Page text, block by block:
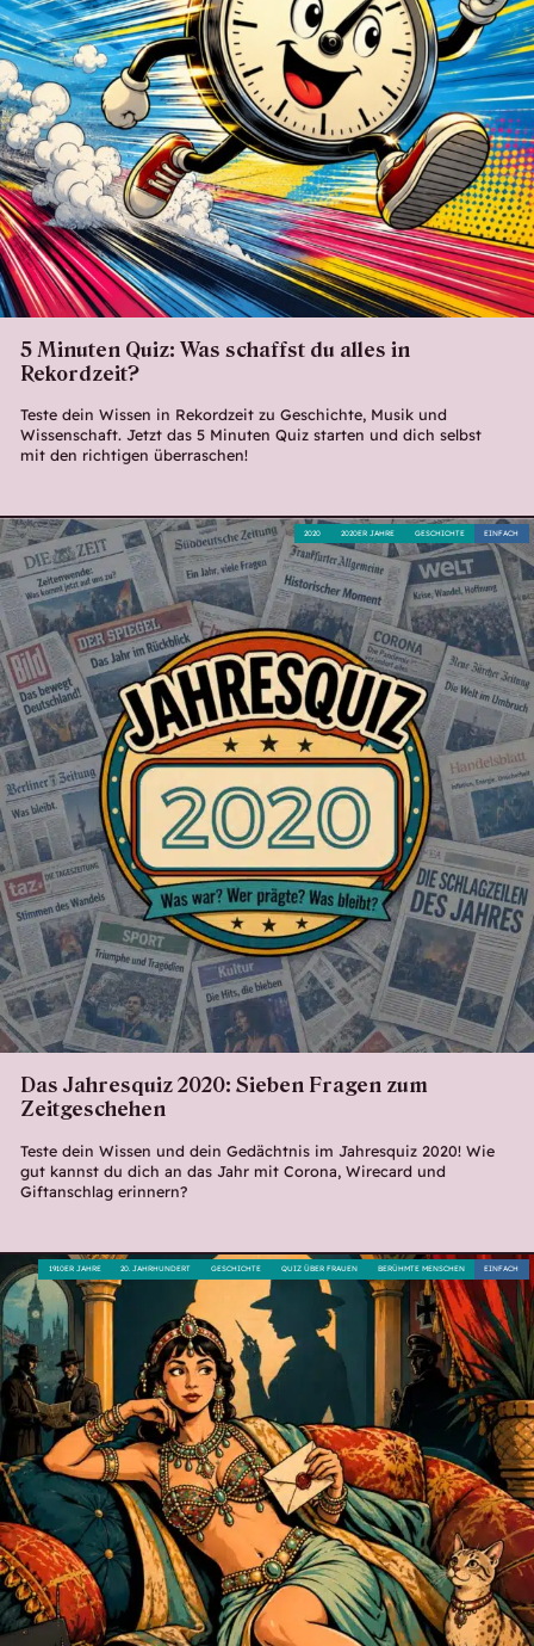
5 Minuten Quiz: Was schaffst du alles in
Rekordzeit?
Teste dein Wissen in Rekordzeit zu Geschichte, Musik und
Wissenschaft. Jetzt das 5 Minuten Quiz starten und dich selbst
mit den richtigen überraschen!
Das Jahresquiz 2020: Sieben Fragen zum
Zeitgeschehen
Teste dein Wissen und dein Gedächtnis im Jahresquiz 2020! Wie
gut kannst du dich an das Jahr mit Corona, Wirecard und
Giftanschlag erinnern?
EINFACH
GESCHICHTE
2020ER JAHRE
2020
EINFACH
BERÜHMTE MENSCHEN
QUIZ ÜBER FRAUEN
GESCHICHTE
20. JAHRHUNDERT
1910ER JAHRE